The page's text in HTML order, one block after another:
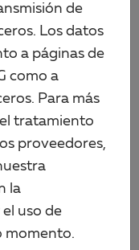
de
Los datos
a páginas de
como a
Para más
tratamiento
proveedores,
la
uso de
momento.